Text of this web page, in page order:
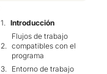
Introducción
Flujos de trabajo
compatibles con el
programa
Entorno de trabajo